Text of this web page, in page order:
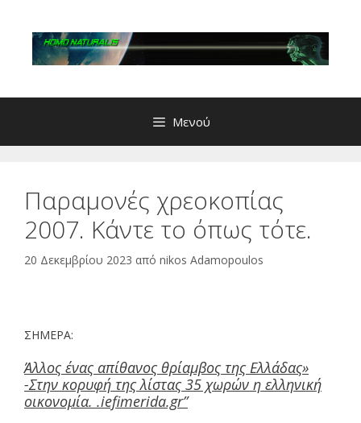
περιεχόμενο
Μενού
Παραμονές χρεοκοπίας
2007. Κάντε το όπως τότε.
20 Δεκεμβρίου 2023 από nikos Adamopoulos
ΣΗΜΕΡΑ:
Άλλος ένας απίθανος θρίαμβος της Ελλάδας»
-Στην κορυφή της λίστας 35 χωρών η ελληνική
οικονομία. .iefimerida.gr”